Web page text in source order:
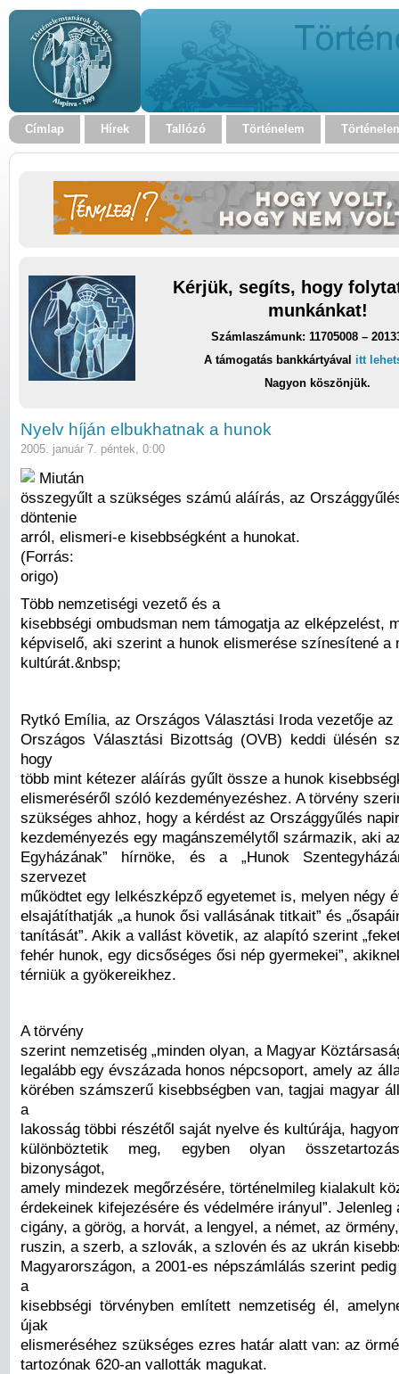
Címlap Hírek Tallózó Történelem
Kérjük, segíts, hogy
munkánkat!
Számlaszámunk: 11705008 –
A támogatás bankkártyával itt
Nagyon köszönjük.
Nyelv híján elbukhatnak a hunok
2005. január 7. péntek, 0:00
Miután
összegyűlt a szükséges számú aláírás, az
döntenie
arról, elismeri-e kisebbségként a hunokat.
(Forrás:
origo)
Több nemzetiségi vezető és a
kisebbségi ombudsman nem támogatja az elképzelést,
képviselő, aki szerint a hunok elismerése színesítené a
kultúrát.&nbsp;
Rytkó Emília, az Országos Választási Iroda vezetője az
Országos Választási Bizottság (OVB) keddi ülésén
hogy
több mint kétezer aláírás gyűlt össze a hunok
elismeréséről szóló kezdeményezéshez. A törvény
szükséges ahhoz, hogy a kérdést az Országgyűlés
kezdeményezés egy magánszemélytől származik, aki
Egyházának” hírnöke, és a „Hunok
szervezet
működtet egy lelkészképző egyetemet is, melyen négy
elsajátíthatják „a hunok ősi vallásának titkait” és
tanítását”. Akik a vallást követik, az alapító szerint
fehér hunok, egy dicsőséges ősi nép gyermekei”,
térniük a gyökereikhez.
A törvény
szerint nemzetiség „minden olyan, a Magyar
legalább egy évszázada honos népcsoport, amely az
körében számszerű kisebbségben van, tagjai magyar
a
lakosság többi részétől saját nyelve és kultúrája,
különböztetik meg, egyben olyan
bizonyságot,
amely mindezek megőrzésére, történelmileg kialakult
érdekeinek kifejezésére és védelmére irányul”. Jelenleg
cigány, a görög, a horvát, a lengyel, a német, az
ruszin, a szerb, a szlovák, a szlovén és az ukrán
Magyarországon, a 2001-es népszámlálás szerint
a
kisebbségi törvényben említett nemzetiség él,
újak
elismeréséhez szükséges ezres határ alatt van: az
tartozónak 620-an vallották magukat.